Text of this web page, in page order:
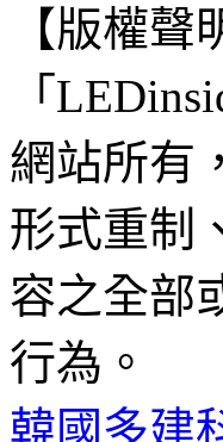
【版權聲
「
網站所有
形式重制
容之全部
行為。
韓國多建